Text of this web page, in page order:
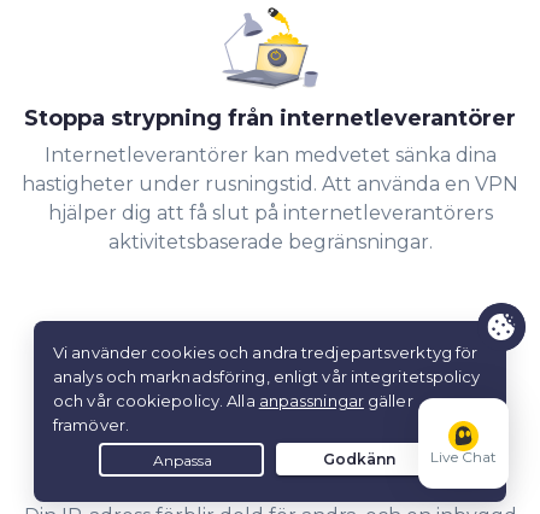
Stoppa strypning från internetleverantörer
Internetleverantörer kan medvetet sänka dina
hastigheter under rusningstid. Att använda en VPN
hjälper dig att få slut på internetleverantörers
aktivitetsbaserade begränsningar.
Dela filer med utökad integritet
Live Chat